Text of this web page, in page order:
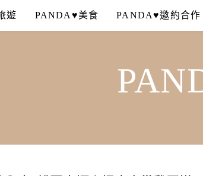
遊 PANDA♥美食 PANDA♥邀約合作